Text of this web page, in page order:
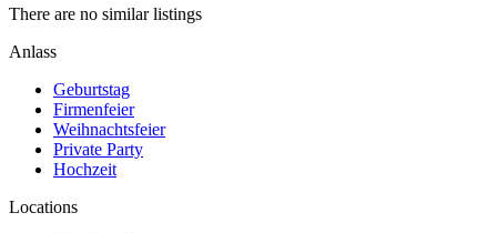
There are no similar listings
Anlass
Geburtstag
Firmenfeier
Weihnachtsfeier
Private Party
Hochzeit
Locations